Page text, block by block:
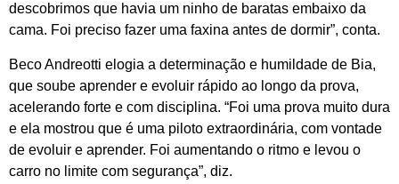
descobrimos que havia um ninho de baratas embaixo da
cama. Foi preciso fazer uma faxina antes de dormir”, conta.
Beco Andreotti elogia a determinação e humildade de Bia,
que soube aprender e evoluir rápido ao longo da prova,
acelerando forte e com disciplina. “Foi uma prova muito dura
e ela mostrou que é uma piloto extraordinária, com vontade
de evoluir e aprender. Foi aumentando o ritmo e levou o
carro no limite com segurança”, diz.